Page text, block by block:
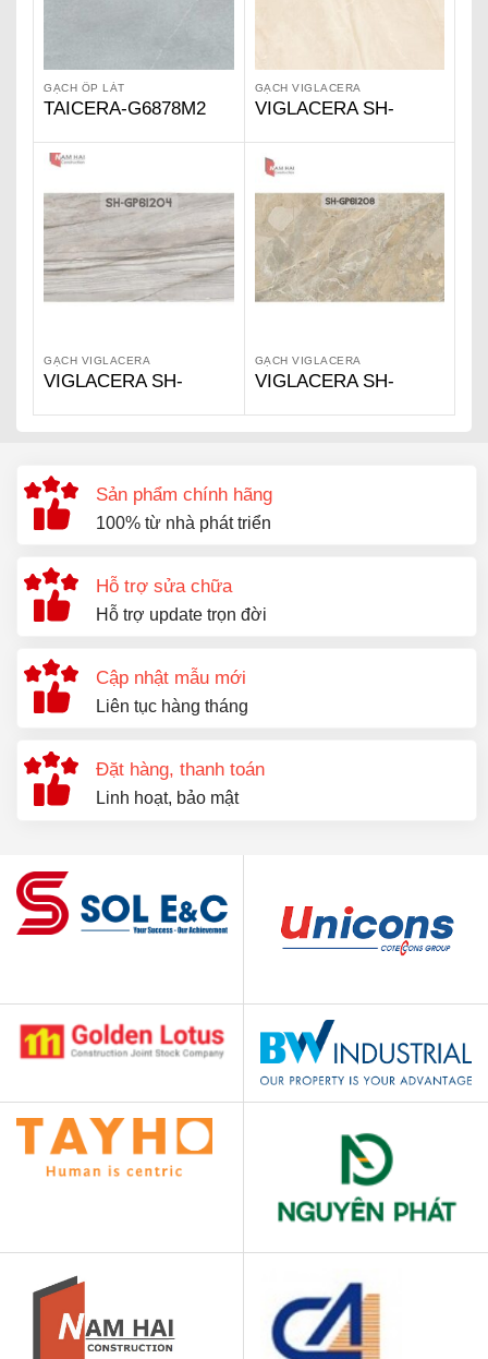
GẠCH ỐP LÁT
TAICERA-G6878M2
GẠCH VIGLACERA
VIGLACERA SH-
GẠCH VIGLACERA
VIGLACERA SH-
GẠCH VIGLACERA
VIGLACERA SH-
Sản phẩm chính hãng
100% từ nhà phát triển
Hỗ trợ sửa chữa
Hỗ trợ update trọn đời
Cập nhật mẫu mới
Liên tục hàng tháng
Đặt hàng, thanh toán
Linh hoạt, bảo mật